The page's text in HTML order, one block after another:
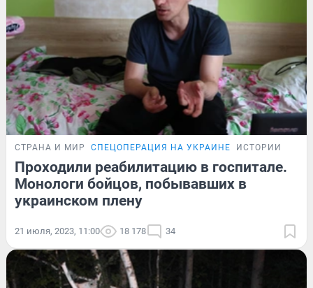
СТРАНА И МИР СПЕЦОПЕРАЦИЯ НА УКРАИНЕ ИСТОРИИ
Проходили реабилитацию в госпитале.
Монологи бойцов, побывавших в
украинском плену
21 июля, 2023, 11:00 18 178 34